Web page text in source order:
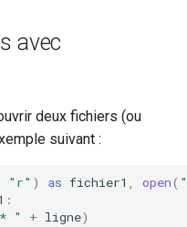
avec
deux fichiers (ou
suivant :
"r" ) as fichier1 , open(
:
" + ligne)